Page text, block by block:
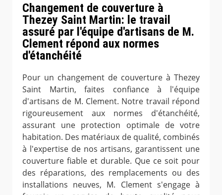
Changement de couverture à
Thezey Saint Martin: le travail
assuré par l'équipe d'artisans de M.
Clement répond aux normes
d'étanchéité
Pour un changement de couverture à Thezey
Saint Martin, faites confiance à l'équipe
d'artisans de M. Clement. Notre travail répond
rigoureusement aux normes d'étanchéité,
assurant une protection optimale de votre
habitation. Des matériaux de qualité, combinés
à l'expertise de nos artisans, garantissent une
couverture fiable et durable. Que ce soit pour
des réparations, des remplacements ou des
installations neuves, M. Clement s'engage à